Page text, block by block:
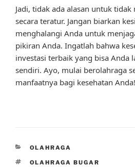
Jadi, tidak ada alasan untuk
secara teratur. Jangan biarkan
menghalangi Anda untuk
pikiran Anda. Ingatlah bahwa
investasi terbaik yang bisa Anda
sendiri. Ayo, mulai berolahraga
manfaatnya bagi kesehatan Anda!
CATEGORIES
OLAHRAGA
TAGS
OLAHRAGA BUGAR